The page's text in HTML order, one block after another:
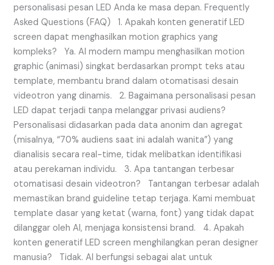
personalisasi pesan LED Anda ke masa depan. Frequently
Asked Questions (FAQ) 1. Apakah konten generatif LED
screen dapat menghasilkan motion graphics yang
kompleks? Ya. AI modern mampu menghasilkan motion
graphic (animasi) singkat berdasarkan prompt teks atau
template, membantu brand dalam otomatisasi desain
videotron yang dinamis. 2. Bagaimana personalisasi pesan
LED dapat terjadi tanpa melanggar privasi audiens?
Personalisasi didasarkan pada data anonim dan agregat
(misalnya, “70% audiens saat ini adalah wanita”) yang
dianalisis secara real-time, tidak melibatkan identifikasi
atau perekaman individu. 3. Apa tantangan terbesar
otomatisasi desain videotron? Tantangan terbesar adalah
memastikan brand guideline tetap terjaga. Kami membuat
template dasar yang ketat (warna, font) yang tidak dapat
dilanggar oleh AI, menjaga konsistensi brand. 4. Apakah
konten generatif LED screen menghilangkan peran designer
manusia? Tidak. AI berfungsi sebagai alat untuk